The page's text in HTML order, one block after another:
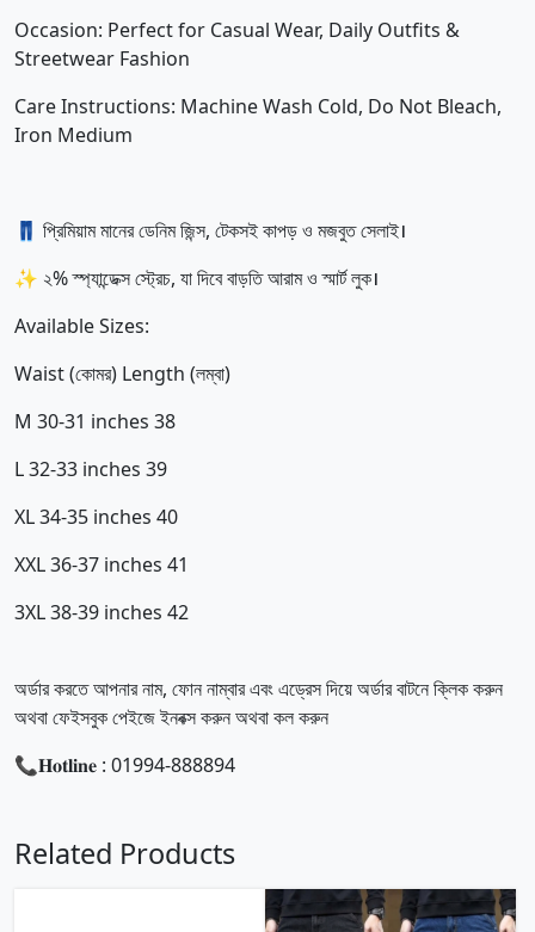
Occasion: Perfect for Casual Wear, Daily Outfits &
Streetwear Fashion
Care Instructions: Machine Wash Cold, Do Not Bleach,
Iron Medium
👖 প্রিমিয়াম মানের ডেনিম জিন্স, টেকসই কাপড় ও মজবুত সেলাই।
✨ ২% স্প্যান্ডেক্স স্ট্রেচ, যা দিবে বাড়তি আরাম ও স্মার্ট লুক।
Available Sizes:
Waist (কোমর) Length (লম্বা)
M 30-31 inches 38
L 32-33 inches 39
XL 34-35 inches 40
XXL 36-37 inches 41
3XL 38-39 inches 42
অর্ডার করতে আপনার নাম, ফোন নাম্বার এবং এড্রেস দিয়ে অর্ডার বাটনে ক্লিক করুন
অথবা ফেইসবুক পেইজে ইনবক্স করুন অথবা কল করুন
📞𝐇𝐨𝐭𝐥𝐢𝐧𝐞 : 01994-888894
Related Products